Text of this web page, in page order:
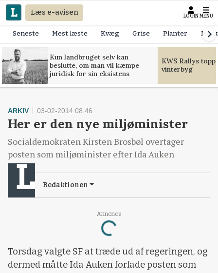
Læs e-avisen LOGIN MENU
Seneste Mest læste Kvæg Grise Planter
Kun landbruget selv kan
beslutte, om man vil kæmpe
juridisk for sin eksistens
KWS Rallys
vinterbyg
Annonce
Loading...
ARKIV 03-02-2014 08:46
Her er den nye miljøminister
Socialdemokraten Kirsten Brosbøl overtager
posten som miljøminister efter Ida Auken
Redaktionen
Torsdag valgte SF at træde ud af regeringen, og
dermed måtte Ida Auken forlade posten som